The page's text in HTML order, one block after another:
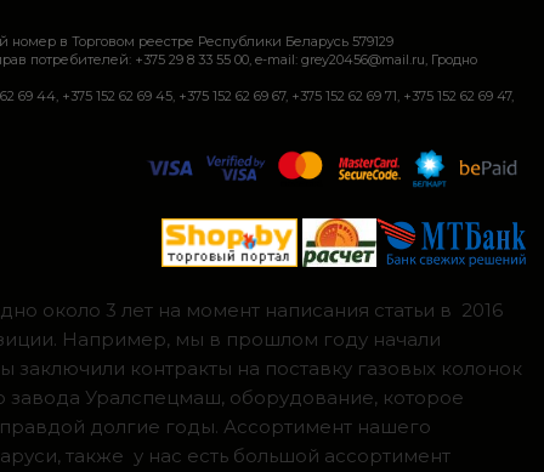
в Торговом реестре Республики Беларусь 579129
+375 29 8 33 55 00, e-mail: grey20456@mail.ru, Гродно
+375 152 62 69 45, +375 152 62 69 67, +375 152 62 69 71, +375 152 62 69 47,
около 3 лет на момент написания статьи в 2016
Например, мы в прошлом году начали
контракты на поставку газовых колонок
Уралспецмаш, оборудование, которое
долгие годы. Ассортимент нашего
также у нас есть большой ассортимент